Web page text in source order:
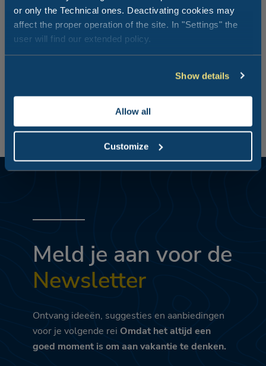
or only the Technical ones. Deactivating cookies may
affect the proper operation of the site. In "Settings" the
user will find our extended policy.
Show details
Allow all
Customize
Jij kiest zelf hoe je je dag aan zee
doorbrengt!
Meld je aan voor de
Newsletter
Ontvang ideeën, suggesties en aanbiedingen
voor je volgende rei Omdat het altijd een
goed moment is om aan vakantie te denken.